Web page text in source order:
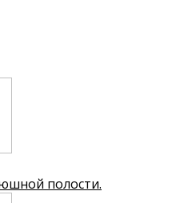
полости.